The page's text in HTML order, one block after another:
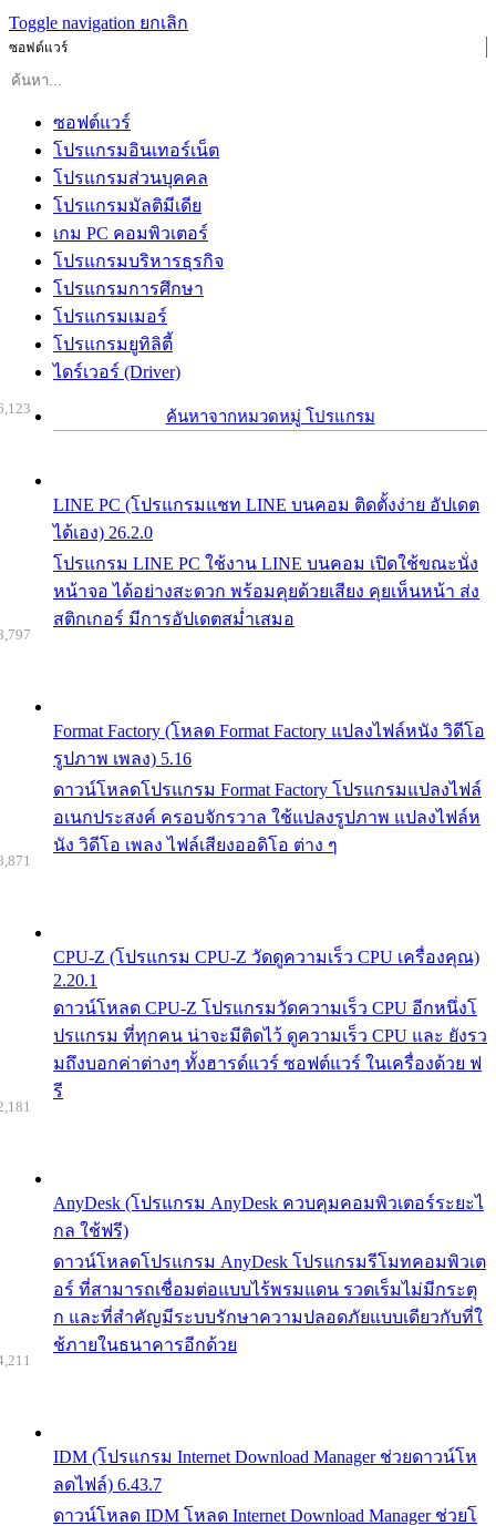
Toggle navigation ยกเลิก
ซอฟต์แวร์
ซอฟต์แวร์
โปรแกรมอินเทอร์เน็ต
โปรแกรมส่วนบุคคล
โปรแกรมมัลติมีเดีย
เกม PC คอมพิวเตอร์
โปรแกรมบริหารธุรกิจ
โปรแกรมการศึกษา
โปรแกรมเมอร์
โปรแกรมยูทิลิตี้
ไดร์เวอร์ (Driver)
ค้นหาจากหมวดหมู่ โปรแกรม
LINE PC (โปรแกรมแชท LINE บนคอม ติดตั้งง่าย อัปเดต
ได้เอง) 26.2.0
โปรแกรม LINE PC ใช้งาน LINE บนคอม เปิดใช้ขณะนั่ง
หน้าจอ ได้อย่างสะดวก พร้อมคุยด้วยเสียง คุยเห็นหน้า ส่ง
สติกเกอร์ มีการอัปเดตสม่ำเสมอ
Format Factory (โหลด Format Factory แปลงไฟล์หนัง วิดีโอ
รูปภาพ เพลง) 5.16
ดาวน์โหลดโปรแกรม Format Factory โปรแกรมแปลงไฟล์
อเนกประสงค์ ครอบจักรวาล ใช้แปลงรูปภาพ แปลงไฟล์ห
นัง วิดีโอ เพลง ไฟล์เสียงออดิโอ ต่าง ๆ
CPU-Z (โปรแกรม CPU-Z วัดดูความเร็ว CPU เครื่องคุณ)
2.20.1
ดาวน์โหลด CPU-Z โปรแกรมวัดความเร็ว CPU อีกหนึ่งโ
ปรแกรม ที่ทุกคน น่าจะมีติดไว้ ดูความเร็ว CPU และ ยังรว
มถึงบอกค่าต่างๆ ทั้งฮารด์แวร์ ซอฟต์แวร์ ในเครื่องด้วย ฟ
รี
AnyDesk (โปรแกรม AnyDesk ควบคุมคอมพิวเตอร์ระยะไ
กล ใช้ฟรี)
ดาวน์โหลดโปรแกรม AnyDesk โปรแกรมรีโมทคอมพิวเต
อร์ ที่สามารถเชื่อมต่อแบบไร้พรมแดน รวดเร็มไม่มีกระตุ
ก และที่สำคัญมีระบบรักษาความปลอดภัยแบบเดียวกับที่ใ
ช้ภายในธนาคารอีกด้วย
IDM (โปรแกรม Internet Download Manager ช่วยดาวน์โห
ลดไฟล์) 6.43.7
ดาวน์โหลด IDM โหลด Internet Download Manager ช่วยโ